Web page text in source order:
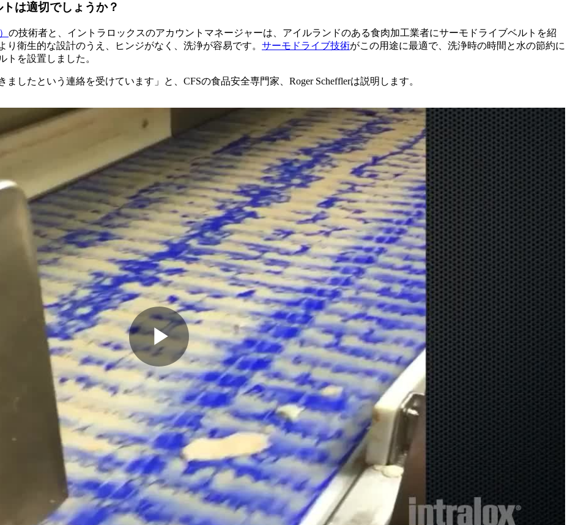
は適切でしょうか？
の技術者と、イントラロックスのアカウントマネージャーは、アイルランドのある食肉加工業者にサーモドライブベルトを紹
衛生的な設計のうえ、ヒンジがなく、洗浄が容易です。 サーモドライブ技術がこの用途に最適で、洗浄時の時間と水の節約に
トを設置しました。
したという連絡を受けています」と、CFSの食品安全専門家、Roger Schefflerは説明します。
Play
Video